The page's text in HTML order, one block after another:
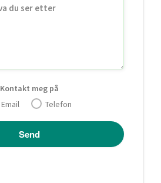
Kontakt meg på
Email
Telefon